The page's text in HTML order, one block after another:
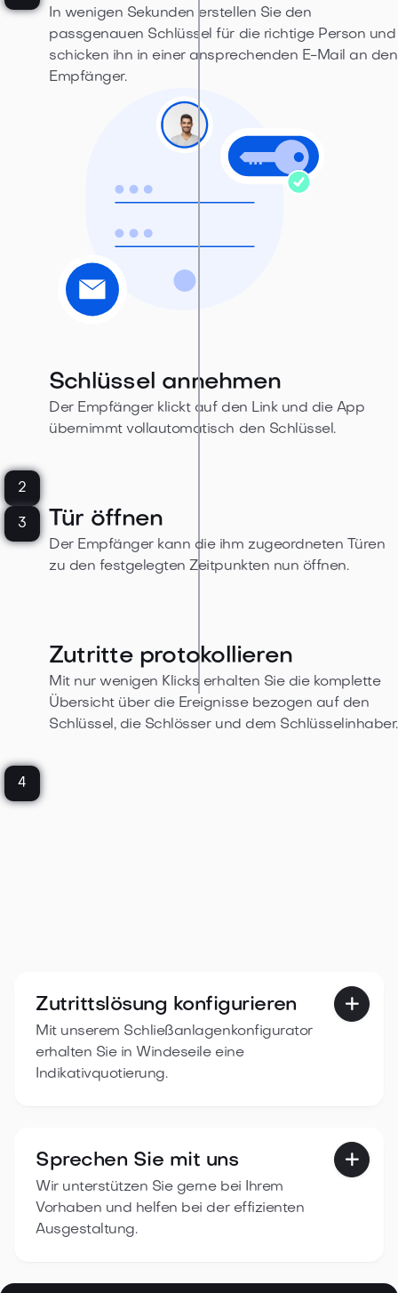
In wenigen Sekunden erstellen Sie den
passgenauen Schlüssel für die richtige Person und
schicken ihn in einer ansprechenden E-Mail an den
Empfänger.
2
Schlüssel annehmen
Der Empfänger klickt auf den Link und die App
übernimmt vollautomatisch den Schlüssel.
Tür öffnen
Der Empfänger kann die ihm zugeordneten Türen
zu den festgelegten Zeitpunkten nun öffnen.
3
4
Zutritte protokollieren
Mit nur wenigen Klicks erhalten Sie die komplette
Übersicht über die Ereignisse bezogen auf den
Schlüssel, die Schlösser und dem Schlüsselinhaber.
Zutrittslösung konfigurieren
Mit unserem Schließanlagenkonfigurator
erhalten Sie in Windeseile eine
Indikativquotierung.

Sprechen Sie mit uns
Wir unterstützen Sie gerne bei Ihrem
Vorhaben und helfen bei der effizienten
Ausgestaltung.
